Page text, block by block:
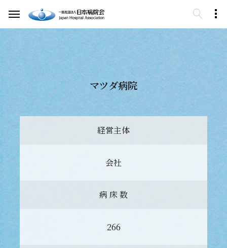
マツダ病院
経営主体
会社
病 床 数
266